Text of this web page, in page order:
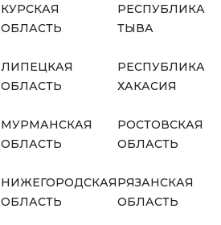
КУРСКАЯ
ОБЛАСТЬ
ЛИПЕЦКАЯ
ОБЛАСТЬ
МУРМАНСКАЯ
ОБЛАСТЬ
НИЖЕГОРОДСКАЯ
ОБЛАСТЬ
РЕСПУБЛИКА
ТЫВА
РЕСПУБЛИКА
ХАКАСИЯ
РОСТОВСКАЯ
ОБЛАСТЬ
РЯЗАНСКАЯ
ОБЛАСТЬ